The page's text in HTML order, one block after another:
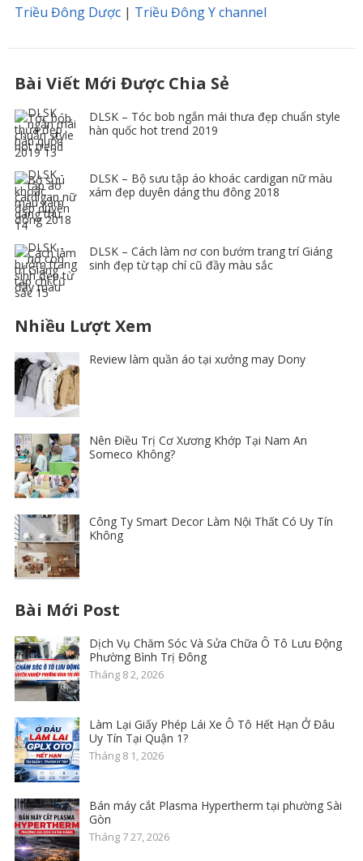
Triều Đông Dược| Triều Đông Y channel
Bài Viết Mới Được Chia Sẻ
DLSK – Tóc bob ngắn mái thưa đẹp chuẩn style
hàn quốc hot trend 2019
DLSK – Bộ sưu tập áo khoác cardigan nữ màu
xám đẹp duyên dáng thu đông 2018
DLSK – Cách làm nơ con bướm trang trí Giáng
sinh đẹp từ tạp chí cũ đầy màu sắc
Nhiều Lượt Xem
Review làm quần áo tại xưởng may Dony
Nên Điều Trị Cơ Xương Khớp Tại Nam An
Someco Không?
Công Ty Smart Decor Làm Nội Thất Có Uy Tín
Không
Bài Mới Post
Dịch Vụ Chăm Sóc Và Sửa Chữa Ô Tô Lưu Động
Phường Bình Trị Đông
Tháng 8 2, 2026
Làm Lại Giấy Phép Lái Xe Ô Tô Hết Hạn Ở Đâu
Uy Tín Tại Quận 1?
Tháng 8 1, 2026
Bán máy cắt Plasma Hypertherm tại phường Sài
Gòn
Tháng 7 27, 2026